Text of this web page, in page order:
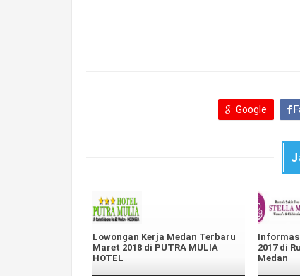
Google
Lowongan Kerja Medan Terbaru
Maret 2018 di PUTRA MULIA
HOTEL
2017 di
Medan